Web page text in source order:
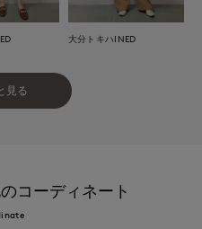
大分トキハINED
見る
コーディネート